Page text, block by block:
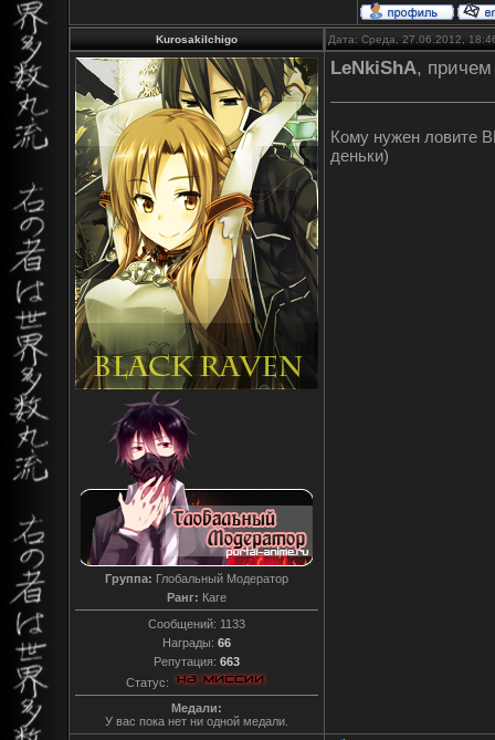
KurosakiIchigo Дата: Среда, 27.06.2012,
Группа: Глобальный Модератор
Ранг: Каге
Сообщений: 1133
Награды: 66
Репутация: 663
Статус:
Медали:
У вас пока нет ни одной медали.
LeNkiShA, причем
Кому нужен ловите
деньки)